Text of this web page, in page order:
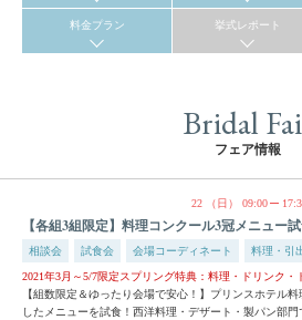
料金プラン 挙式レポート
Bridal
フェア情報
22 （日） 09:00
【各組3組限定】料理コンクール3冠メニュー
相談会 試食会 会場コーディネート 料理・引
2021年3月～5/7限定スプリング特典：料理・ドリンク・
【組数限定＆ゆったり会場で安心！】プリンスホテル
したメニューを試食！西洋料理・デザート・製パン部